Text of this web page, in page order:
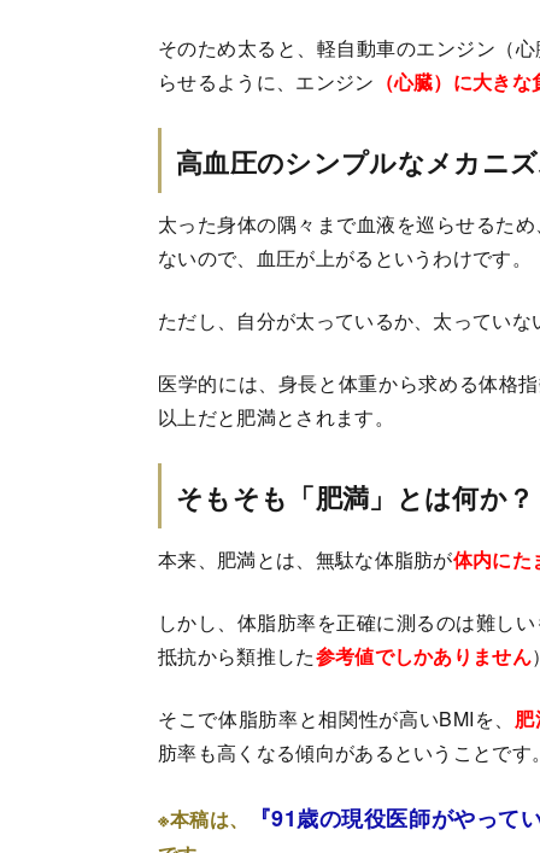
そのため太ると、軽自動車のエンジン（
らせるように、エンジン （心臓）に大きな
高血圧のシンプルなメカニ
太った身体の隅々まで血液を巡らせるた
ないので、血圧が上がるというわけです。
ただし、自分が太っているか、太っていな
医学的には、身長と体重から求める体格
以上だと肥満とされます。
そもそも「肥満」とは何か？
本来、肥満とは、無駄な体脂肪が体内にた
しかし、体脂肪率を正確に測るのは難し
抵抗から類推した参考値でしかありません
そこで体脂肪率と相関性が高いBMIを、
肪率も高くなる傾向があるということです
※本稿は、 『91歳の現役医師がやって